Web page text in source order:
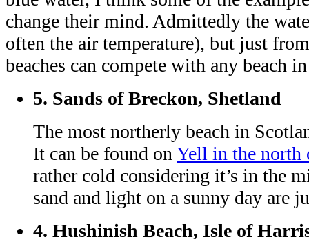
change their mind. Admittedly the
often the air temperature), but just
beaches can compete with any beach
5. Sands of Breckon, Shetland
The most northerly beach in
It can be found on Yell in the north
rather cold considering it’s in the
sand and light on a sunny day are
4. Hushinish Beach, Isle of